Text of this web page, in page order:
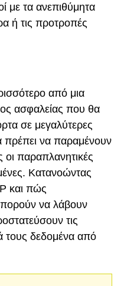
με τα ανεπιθύμητα
ή τις προτροπές
από μια
ασφαλείας που θα
σε μεγαλύτερες
πρέπει να παραμένουν
παραπλανητικές
Κατανοώντας
και πώς
να λάβουν
τις
τους δεδομένα από